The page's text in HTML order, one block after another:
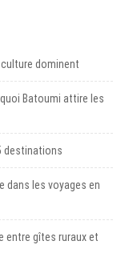
dominent
Batoumi attire les
destinations
dans les voyages en
entre gîtes ruraux et